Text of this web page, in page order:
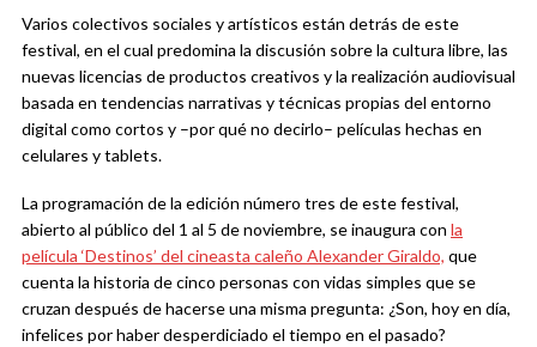
Varios colectivos sociales y artísticos están detrás de este
festival, en el cual predomina la discusión sobre la cultura libre, las
nuevas licencias de productos creativos y la realización audiovisual
basada en tendencias narrativas y técnicas propias del entorno
digital como cortos y –por qué no decirlo– películas hechas en
celulares y tablets.
La programación de la edición número tres de este festival,
abierto al público del 1 al 5 de noviembre, se inaugura con la
película ‘Destinos’ del cineasta caleño Alexander Giraldo, que
cuenta la historia de cinco personas con vidas simples que se
cruzan después de hacerse una misma pregunta: ¿Son, hoy en día,
infelices por haber desperdiciado el tiempo en el pasado?